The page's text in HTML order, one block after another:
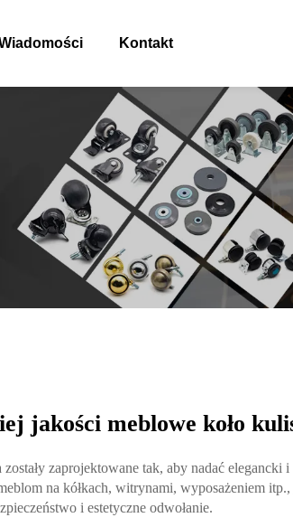
Kontakt
jakości meblowe koło
zostały zaprojektowane tak, aby nadać elegancki
na kółkach, witrynami, wyposażeniem
i estetyczne odwołanie.